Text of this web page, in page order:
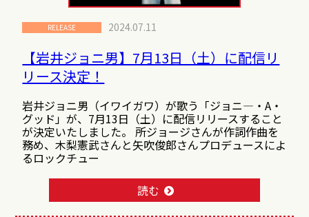
RELEASE 2024.07.11
【岩井ジョニ男】7月13日（土）に配信リ
リース決定！
岩井ジョニ男（イワイガワ）が歌う「ジョニ―・A・
グッド」が、7月13日（土）に配信リリースすること
が決定いたしました。 所ジョージさんが作詞作曲を
務め、木梨憲武さんと矢吹俊郎さんプロデュースによ
るロックチュー
読む